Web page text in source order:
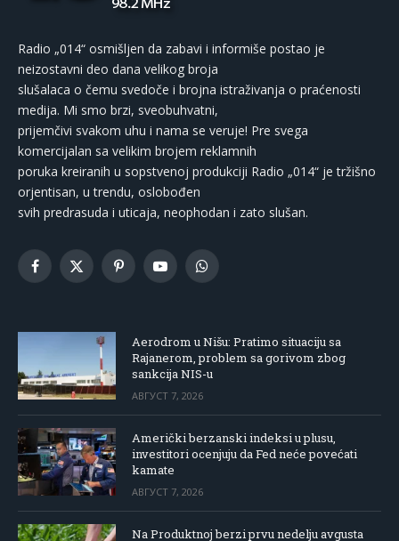
Radio „014“ osmišljen da zabavi i informiše postao je
neizostavni deo dana velikog broja
slušalaca o čemu svedoče i brojna istraživanja o praćenosti
medija. Mi smo brzi, sveobuhvatni,
prijemčivi svakom uhu i nama se veruje! Pre svega
komercijalan sa velikim brojem reklamnih
poruka kreiranih u sopstvenoj produkciji Radio „014“ je tržišno
orjentisan, u trendu, oslobođen
svih predrasuda i uticaja, neophodan i zato slušan.
Facebook
X
PinterestYouTubeWhatsApp
Aerodrom u Nišu: Pratimo situaciju sa
Rajanerom, problem sa gorivom zbog
sankcija NIS-u
АВГУСТ 7, 2026
Američki berzanski indeksi u plusu,
investitori ocenjuju da Fed neće povećati
kamate
АВГУСТ 7, 2026
Na Produktnoj berzi prvu nedelju avgusta